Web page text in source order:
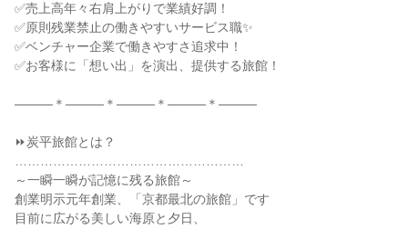
✅売上高年々右肩上がりで業績好調！
✅原則残業禁止の働きやすいサービス職✨
✅ベンチャー企業で働きやすさ追求中！
✅お客様に「想い出」を演出、提供する旅館！
―――＊―――＊―――＊―――＊―――
⏩炭平旅館とは？
～一瞬一瞬が記憶に残る旅館～
創業明示元年創業、「京都最北の旅館」です
目前に広がる美しい海原と夕日、